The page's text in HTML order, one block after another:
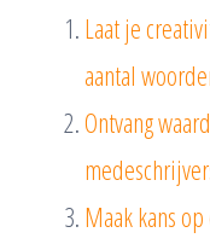
Laat je
aantal
Ontvang
Maak kans